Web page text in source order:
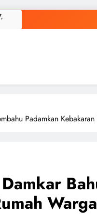
Padamkan